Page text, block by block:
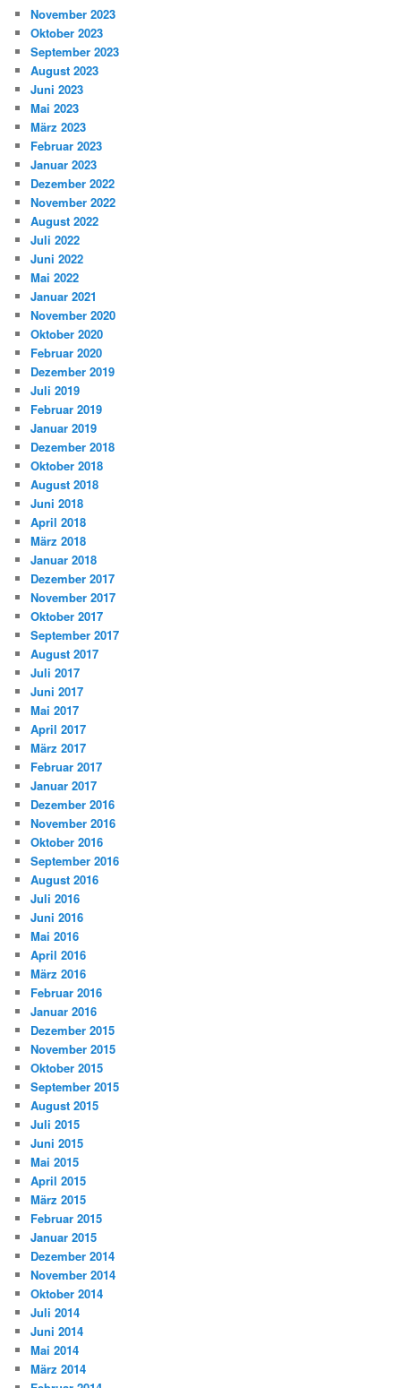
November 2023
Oktober 2023
September 2023
August 2023
Juni 2023
Mai 2023
März 2023
Februar 2023
Januar 2023
Dezember 2022
November 2022
August 2022
Juli 2022
Juni 2022
Mai 2022
Januar 2021
November 2020
Oktober 2020
Februar 2020
Dezember 2019
Juli 2019
Februar 2019
Januar 2019
Dezember 2018
Oktober 2018
August 2018
Juni 2018
April 2018
März 2018
Januar 2018
Dezember 2017
November 2017
Oktober 2017
September 2017
August 2017
Juli 2017
Juni 2017
Mai 2017
April 2017
März 2017
Februar 2017
Januar 2017
Dezember 2016
November 2016
Oktober 2016
September 2016
August 2016
Juli 2016
Juni 2016
Mai 2016
April 2016
März 2016
Februar 2016
Januar 2016
Dezember 2015
November 2015
Oktober 2015
September 2015
August 2015
Juli 2015
Juni 2015
Mai 2015
April 2015
März 2015
Februar 2015
Januar 2015
Dezember 2014
November 2014
Oktober 2014
Juli 2014
Juni 2014
Mai 2014
März 2014